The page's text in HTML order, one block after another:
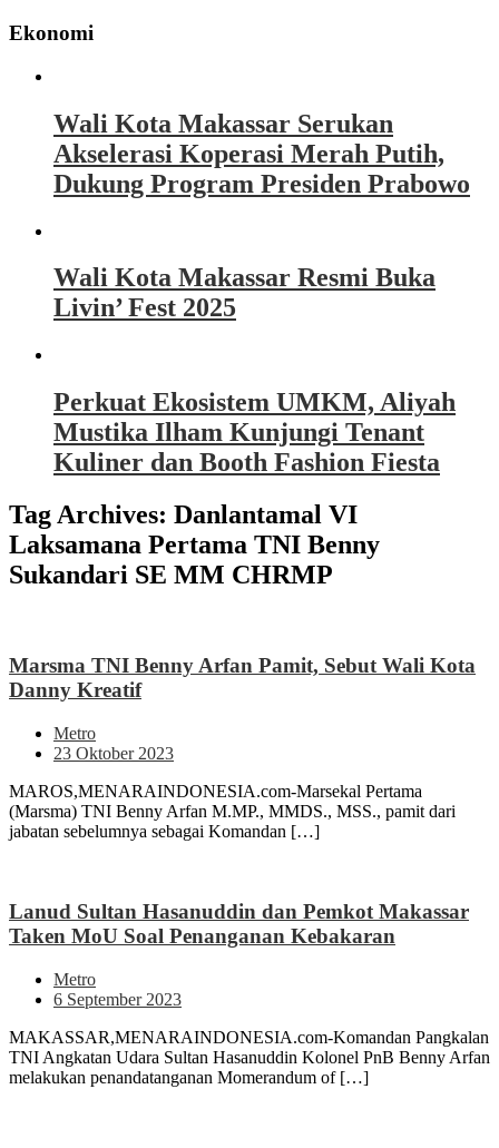
Ekonomi
Wali Kota Makassar Serukan
Akselerasi Koperasi Merah Putih,
Dukung Program Presiden Prabowo
Wali Kota Makassar Resmi Buka
Livin’ Fest 2025
Perkuat Ekosistem UMKM, Aliyah
Mustika Ilham Kunjungi Tenant
Kuliner dan Booth Fashion Fiesta
Tag Archives: Danlantamal VI
Laksamana Pertama TNI Benny
Sukandari SE MM CHRMP
Marsma TNI Benny Arfan Pamit, Sebut Wali Kota
Danny Kreatif
Metro
23 Oktober 2023
MAROS,MENARAINDONESIA.com-Marsekal Pertama
(Marsma) TNI Benny Arfan M.MP., MMDS., MSS., pamit dari
jabatan sebelumnya sebagai Komandan […]
Lanud Sultan Hasanuddin dan Pemkot Makassar
Taken MoU Soal Penanganan Kebakaran
Metro
6 September 2023
MAKASSAR,MENARAINDONESIA.com-Komandan Pangkalan
TNI Angkatan Udara Sultan Hasanuddin Kolonel PnB Benny Arfan
melakukan penandatanganan Momerandum of […]